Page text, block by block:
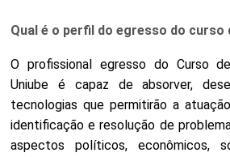
Qual é o perfil do egresso do curso
O profissional egresso do Curso
Uniube é capaz de absorver,
tecnologias que permitirão a
identificação e resolução de
aspectos políticos, econômicos,